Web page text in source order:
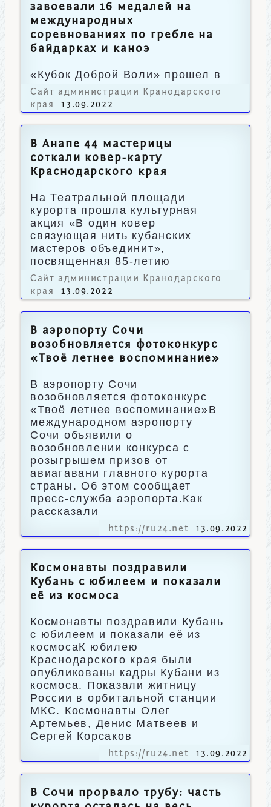
завоевали 16 медалей на
международных
соревнованиях по гребле на
байдарках и каноэ
«Кубок Доброй Воли» прошел в
Москве.
Сайт администрации Кранодарского
края
13.09.2022
В Анапе 44 мастерицы
соткали ковер-карту
Краснодарского края
На Театральной площади
курорта прошла культурная
акция «В один ковер
связующая нить кубанских
мастеров объединит»,
посвященная 85-летию
региона.
Сайт администрации Кранодарского
края
13.09.2022
В аэропорту Сочи
возобновляется фотоконкурс
«Твоё летнее воспоминание»
В аэропорту Сочи
возобновляется фотоконкурс
«Твоё летнее воспоминание»В
международном аэропорту
Сочи объявили о
возобновлении конкурса с
розыгрышем призов от
авиагавани главного курорта
страны. Об этом сообщает
пресс-служба аэропорта.Как
рассказали
https://ru24.net 13.09.2022
Космонавты поздравили
Кубань с юбилеем и показали
её из космоса
Космонавты поздравили Кубань
с юбилеем и показали её из
космосаК юбилею
Краснодарского края были
опубликованы кадры Кубани из
космоса. Показали житницу
России в орбитальной станции
МКС. Космонавты Олег
Артемьев, Денис Матвеев и
Сергей Корсаков
https://ru24.net 13.09.2022
В Сочи прорвало трубу: часть